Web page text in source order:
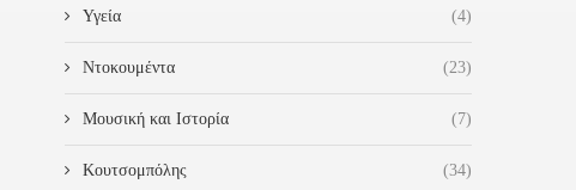
Υγεία (4)
Ντοκουμέντα (23)
Μουσική και Ιστορία (7)
Κουτσομπόλης (34)